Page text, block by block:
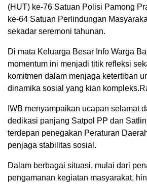
(HUT) ke-76 Satuan Polisi Pamong
ke-64 Satuan Perlindungan
sekadar seremoni tahunan.
Di mata Keluarga Besar Info Warga
momentum ini menjadi titik refleksi
komitmen dalam menjaga ketertiban
dinamika sosial yang kian
IWB menyampaikan ucapan selamat
dedikasi panjang Satpol PP dan
terdepan penegakan Peraturan
penjaga stabilitas sosial.
Dalam berbagai situasi, mulai dari
pengamanan kegiatan masyarakat,